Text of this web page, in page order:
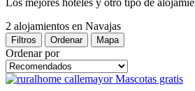
2 alojamientos en Navajas
Filtros Ordenar Mapa
Ordenar por
Mascotas gratis